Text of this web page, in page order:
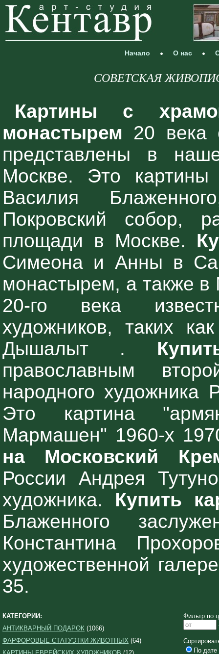
Начало О нас
СОВЕТСКАЯ
Картины с
монастырем 20 века
представлены в
Москве. Это
Василия
Покровский собор,
площади в Москве.
Симеона и Анны в
монастырем, а также в
20-го века
художников, таких
Дышалыт .
православным
народного художника
Это картина
Мармашен" 1960-х
на Московский
России Андрея
художника. Купить
Блаженного
Константина
художественной
35.
КАТЕГОРИИ:
АНТИКВАРНЫЙ ПОДАРОК (1066)
ФАРФОРОВЫЕ СТАТУЭТКИ ЖИВОТНЫХ (64)
Фильтр по
По дате